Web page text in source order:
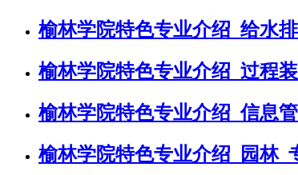
榆林学院特色专业介绍_给水
榆林学院特色专业介绍_过程
榆林学院特色专业介绍_信息
榆林学院特色专业介绍_园林_